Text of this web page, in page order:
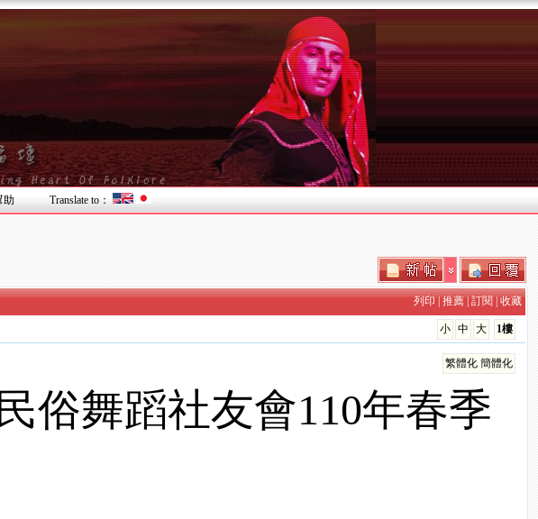
助 Translate to：
列印 |推薦 |訂閱 |收藏
1樓
大
中
小
繁體化 簡體化
俗舞蹈社友會110年春季